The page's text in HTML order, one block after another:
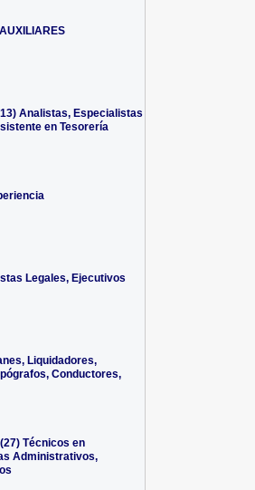
Analistas, Especialistas
en Tesorería
Legales, Ejecutivos
Liquidadores,
Conductores,
Técnicos en
Administrativos,